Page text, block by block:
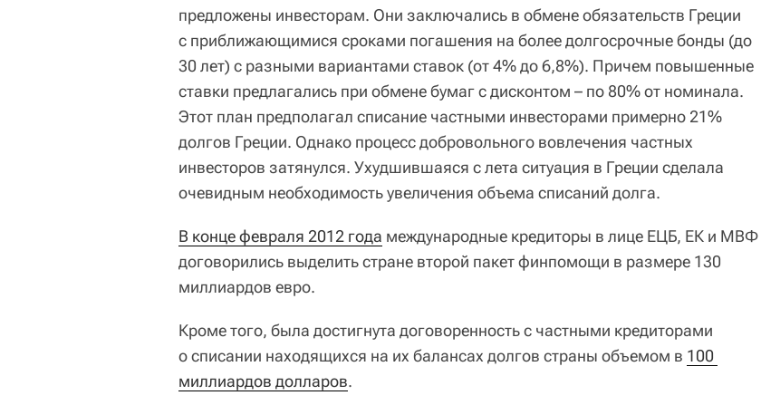
предложены инвесторам. Они заключались в обмене обязательств Греции
с приближающимися сроками погашения на более долгосрочные бонды (до
30 лет) с разными вариантами ставок (от 4% до 6,8%). Причем повышенные
ставки предлагались при обмене бумаг с дисконтом – по 80% от номинала.
Этот план предполагал списание частными инвесторами примерно 21%
долгов Греции. Однако процесс добровольного вовлечения частных
инвесторов затянулся. Ухудшившаяся с лета ситуация в Греции сделала
очевидным необходимость увеличения объема списаний долга.
В конце февраля 2012 года международные кредиторы в лице ЕЦБ, ЕК и МВФ
договорились выделить стране второй пакет финпомощи в размере 130
миллиардов евро.
Кроме того, была достигнута договоренность с частными кредиторами
о списании находящихся на их балансах долгов страны объемом в 100
миллиардов долларов.